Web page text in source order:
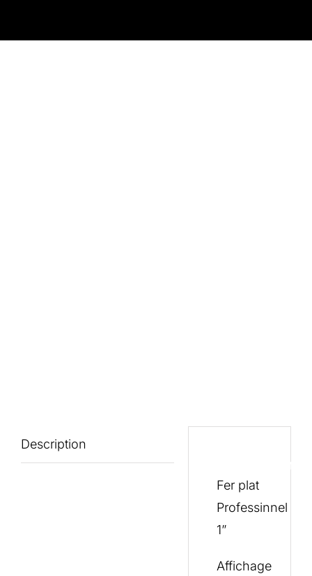
Description
Description
Fer plat
Professinnel
1”
Affichage